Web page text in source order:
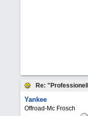
Re:
Yankee
Offroad-Mc Frosch